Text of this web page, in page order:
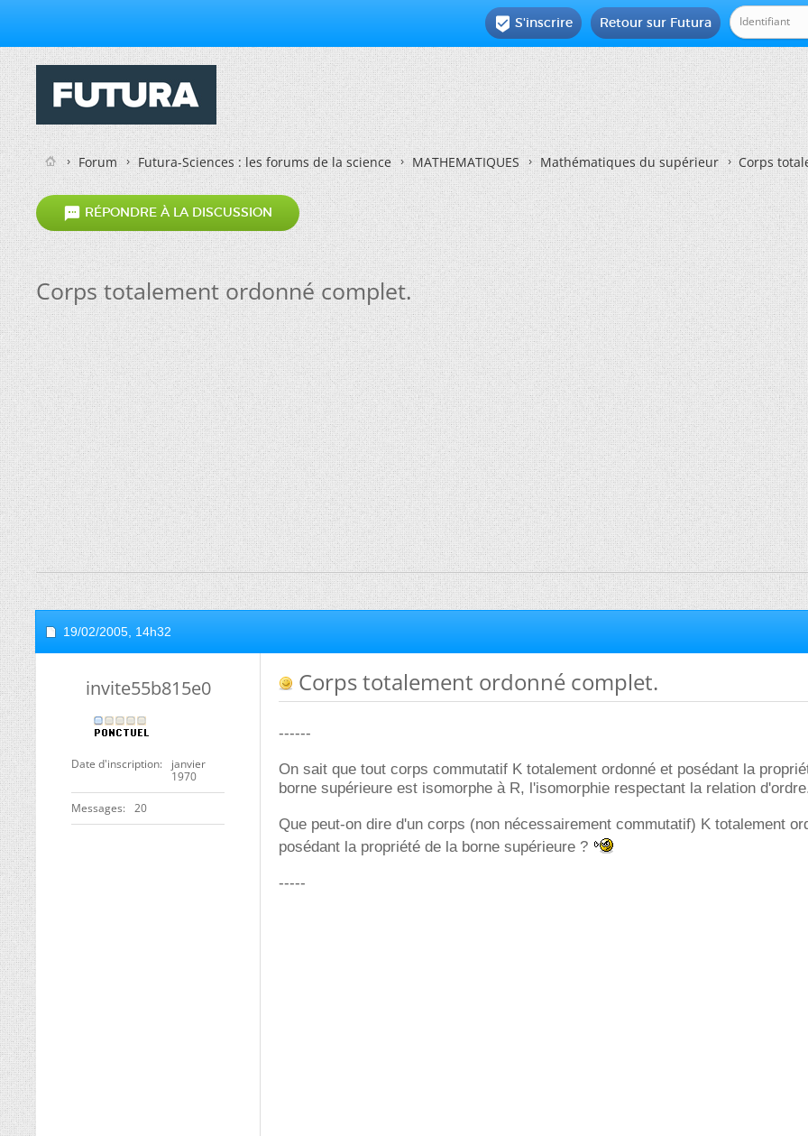
Retour sur Futura
 S'inscrire
Forum Futura-Sciences : les forums de la science MATHEMATIQUES Mathématiques du supérieur Corps
 RÉPONDRE À LA DISCUSSION
Corps totalement ordonné complet.
19/02/2005, 14h32
invite55b815e0
Date d'inscription
janvier
1970
Messages 20
Corps totalement ordonné complet.
------
On sait que tout corps commutatif K totalement ordonné et posédant la
borne supérieure est isomorphe à R, l'isomorphie respectant la relation
Que peut-on dire d'un corps (non nécessairement commutatif) K totalement
posédant la propriété de la borne supérieure ?
-----